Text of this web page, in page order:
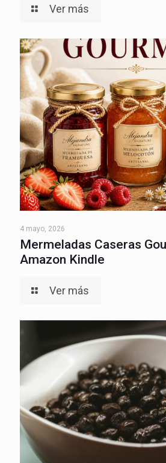
Ver más
4 mayo, 2026
Mermeladas Caseras
Amazon Kindle
Ver más